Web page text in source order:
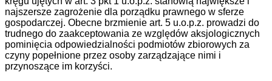
najszersze zagrożenie dla porządku prawnego w sferze
gospodarczej. Obecne brzmienie art. 5 u.o.p.z. prowadzi do
trudnego do zaakceptowania ze względów aksjologicznych
pominięcia odpowiedzialności podmiotów zbiorowych za
czyny popełnione przez osoby zarządzające nimi i
przynoszące im korzyści.